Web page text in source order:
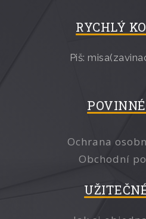
RYCHLÝ
Piš:
Ochrana
Obchodní